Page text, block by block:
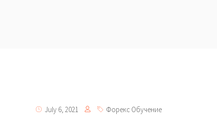
July 6, 2021 Форекс Обучение